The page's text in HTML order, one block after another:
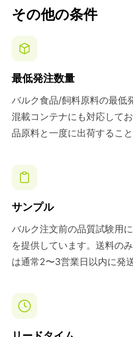
その他の条件
最低発注数量
バルク食品/飼料原料の最低
混載コンテナにも対応して
品原料と一度に出荷するこ
サンプル
バルク注文前の品質試験用
を提供しています。送料の
は通常2〜3営業日以内に発